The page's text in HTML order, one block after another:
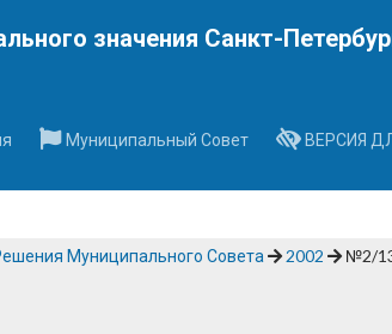
значения Санкт-
Муниципальный Совет ВЕРСИЯ
Муниципального Совета 2002 №2/